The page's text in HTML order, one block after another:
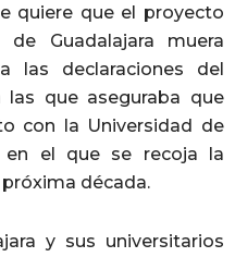
quiere que el proyecto
Guadalajara muera
las declaraciones del
que aseguraba que
con la Universidad de
en el que se recoja la
década.
y sus universitarios